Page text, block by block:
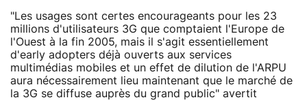
"Les usages sont certes encourageants pour les 23
millions d'utilisateurs 3G que comptaient l'Europe de
l'Ouest à la fin 2005, mais il s'agit essentiellement
d'early adopters déjà ouverts aux services
multimédias mobiles et un effet de dilution de l'ARPU
aura nécessairement lieu maintenant que le marché de
la 3G se diffuse auprès du grand public" avertit